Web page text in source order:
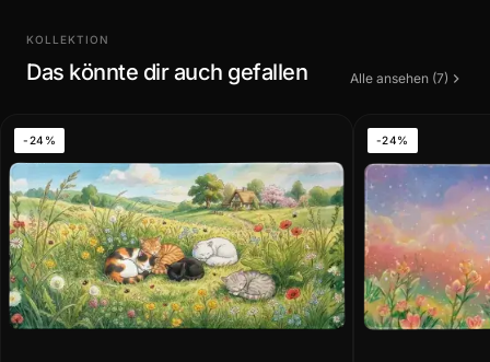
KOLLEKTION
Das könnte dir auch gefallen Alle ansehen (7)
-24% -24%